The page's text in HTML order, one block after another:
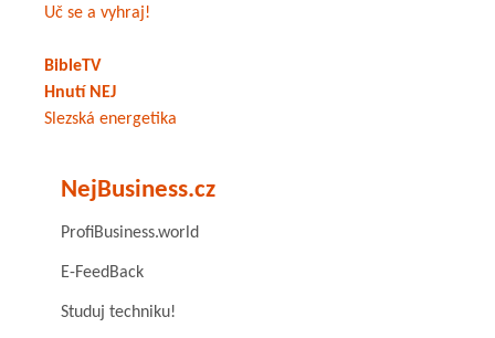
Uč se a vyhraj!
BibleTV
Hnutí NEJ
Slezská energetika
NejBusiness.cz
ProfiBusiness.world
E-FeedBack
Studuj techniku!